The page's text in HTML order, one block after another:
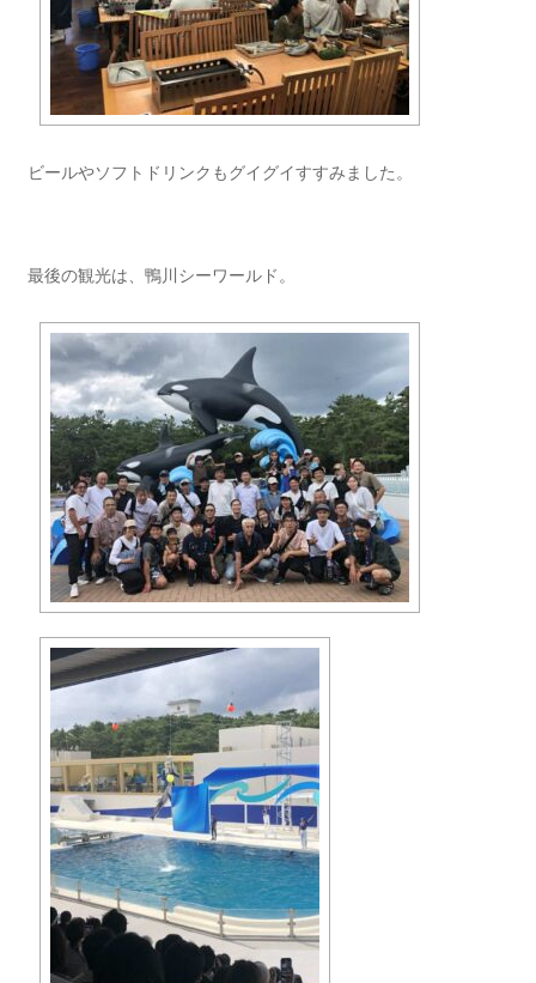
ビールやソフトドリンクもグイグイすすみました。
最後の観光は、鴨川シーワールド。